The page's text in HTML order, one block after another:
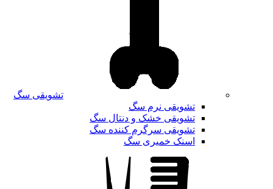
تشویقی سگ
تشویقی نرم سگ
تشویقی خشک و دنتال سگ
تشویقی سرگرم کننده سگ
اسنک خمیری سگ